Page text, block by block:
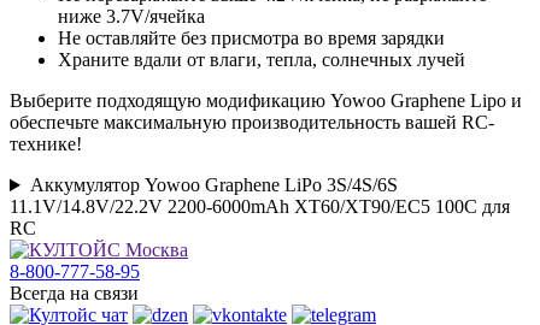
ниже 3.7V/ячейка
Не оставляйте без присмотра во время зарядки
Храните вдали от влаги, тепла, солнечных лучей
Выберите подходящую модификацию Yowoo Graphene Lipo и
обеспечьте максимальную производительность вашей RC-
технике!
Аккумулятор Yowoo Graphene LiPo 3S/4S/6S
11.1V/14.8V/22.2V 2200-6000mAh XT60/XT90/EC5 100C для
RC
8-800-777-58-95
Всегда на связи